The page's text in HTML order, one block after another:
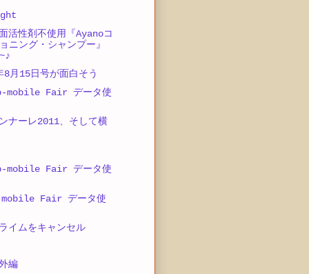
活性剤不使用『Ayanoコ
ニング・シャンプー』
月15日号が面白そう
mobile Fair データ使
ナーレ2011、そして横
mobile Fair データ使
mobile Fair データ使
イムをキャンセル
編